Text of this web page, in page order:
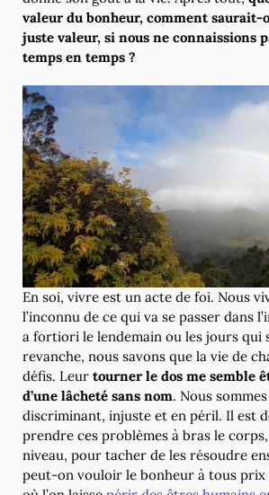
valeur du bonheur, comment saurait-
juste valeur, si nous ne connaissions
temps en temps ?
En soi, vivre est un acte de foi. Nous
l’inconnu de ce qui va se passer dans
a fortiori le lendemain ou les jours qui
revanche, nous savons que la vie de
défis. Leur tourner le dos me semble
d’une lâcheté sans nom. Nous
discriminant, injuste et en péril. Il est
prendre ces problèmes à bras le
niveau, pour tacher de les résoudre
peut-on vouloir le bonheur à tous prix